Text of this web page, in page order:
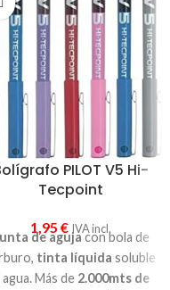
PILOT V5 Hi-
Tecpoint
1,95 € IVA incl.
de agujacon bola de
tinta líquida soluble
agua. Más de 2.000mts de